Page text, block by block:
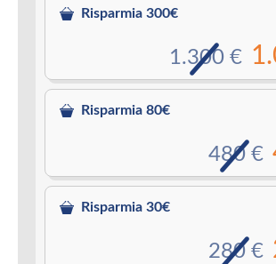
Risparmia 300€
1.300 €
Risparmia 80€
480 €
Risparmia 30€
280 €